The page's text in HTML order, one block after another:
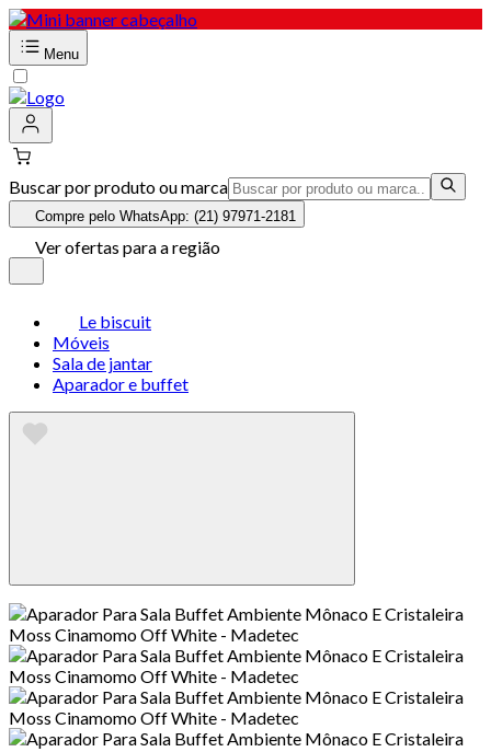
Menu
Buscar por produto ou marca
Compre pelo WhatsApp: (21) 97971-2181
Ver ofertas para a região
Le biscuit
Móveis
Sala de jantar
Aparador e buffet